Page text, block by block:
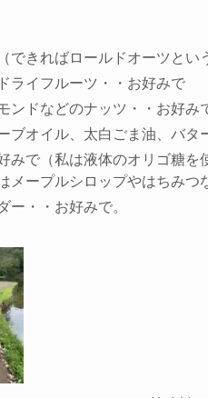
（できればロールドオーツと
ドライフルーツ ・・お好みで
ンドなどのナッツ ・・お好み
ブオイル、太白ごま油、バタ
みで（私は液体のオリゴ糖
メープルシロップやはちみつ
ー ・・お好みで。